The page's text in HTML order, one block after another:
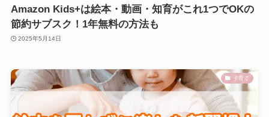
Amazon Kids+は絵本・動画・知育がこれ1つでOKの
節約サブスク！1年無料の方法も
2025年5月14日
子育て